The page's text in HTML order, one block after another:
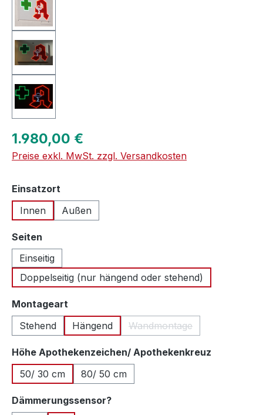
Regulärer Preis:
1.980,00 €
Preise exkl. MwSt. zzgl. Versandkosten
Einsatzort
Innen
Außen
Seiten
Einseitig
Doppelseitig (nur hängend oder stehend)
Montageart
Stehend
Hängend Wandmontage
(Diese Option ist zurzeit
Höhe Apothekenzeichen/ Apothekenkreuz
50/ 30 cm
80/ 50 cm
Dämmerungssensor?auswählen